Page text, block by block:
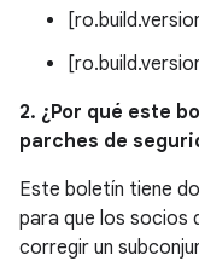
2. ¿Por qué este
parches de
Este boletín tiene
para que los socios
corregir un